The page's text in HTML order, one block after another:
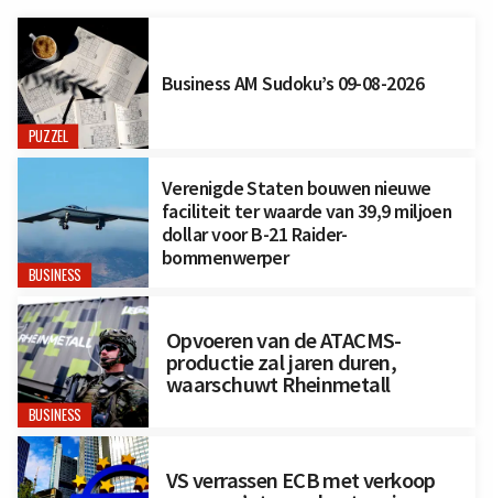
PUZZEL
Business AM Sudoku’s 09-08-2026
BUSINESS
Verenigde Staten bouwen nieuwe
faciliteit ter waarde van 39,9 miljoen
dollar voor B-21 Raider-
bommenwerper
BUSINESS
Opvoeren van de ATACMS-
productie zal jaren duren,
waarschuwt Rheinmetall
VS verrassen ECB met verkoop